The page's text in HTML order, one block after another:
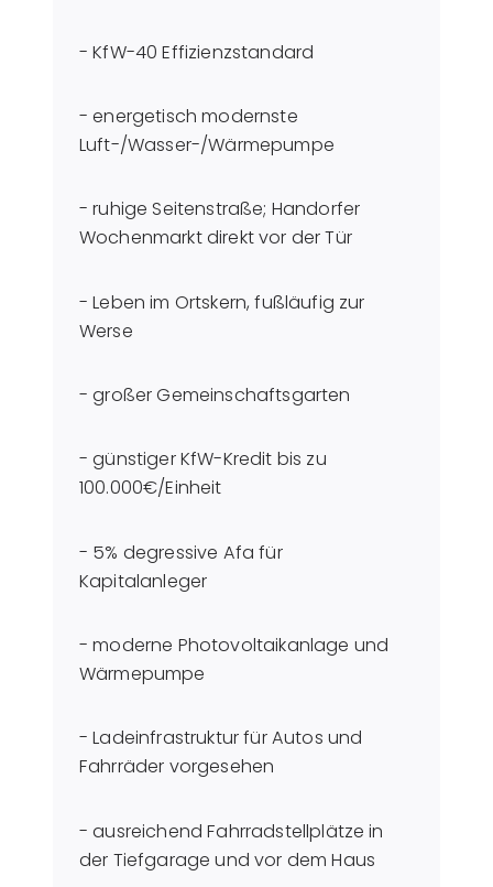
- KfW-40 Effizienzstandard
- energetisch modernste
Luft-/Wasser-/Wärmepumpe
- ruhige Seitenstraße; Handorfer
Wochenmarkt direkt vor der Tür
- Leben im Ortskern, fußläufig zur
Werse
- großer Gemeinschaftsgarten
- günstiger KfW-Kredit bis zu
100.000€/Einheit
- 5% degressive Afa für
Kapitalanleger
- moderne Photovoltaikanlage und
Wärmepumpe
- Ladeinfrastruktur für Autos und
Fahrräder vorgesehen
- ausreichend Fahrradstellplätze in
der Tiefgarage und vor dem Haus